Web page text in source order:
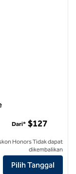
University
Dari* $127
Honors Tidak dapat
dikembalikan
Pilih Tanggal